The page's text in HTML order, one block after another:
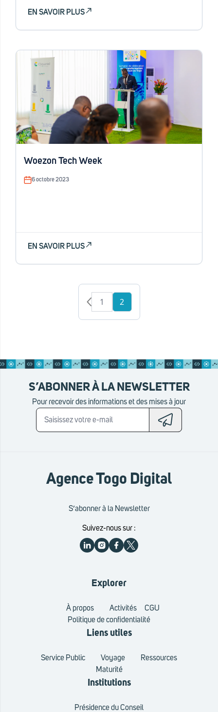
EN SAVOIR PLUS
Woezon Tech Week
6 octobre 2023
EN SAVOIR PLUS
1 2
S’ABONNER À LA NEWSLETTER
Pour recevoir des informations et des mises à jour
Agence Togo Digital
S’abonner à la Newsletter
Suivez-nous sur :
Explorer
À propos Activités
CGU
Politique de confidentialité
Liens utiles
Service Public Voyage
Ressources
Maturité
Institutions
Présidence du Conseil